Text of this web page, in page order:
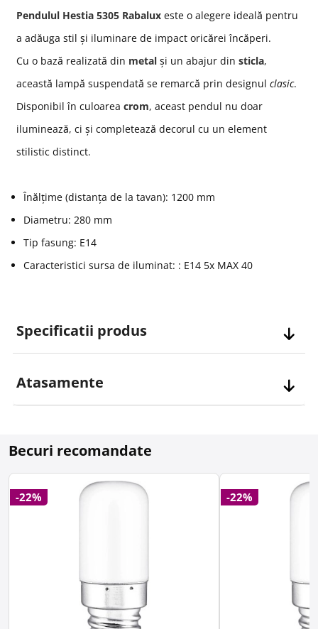
Pendulul Hestia 5305 Rabalux este o alegere ideală pentru
a adăuga stil și iluminare de impact oricărei încăperi.
Cu o bază realizată din metal și un abajur din sticla,
această lampă suspendată se remarcă prin designul clasic.
Disponibil în culoarea crom, aceast pendul nu doar
iluminează, ci și completează decorul cu un element
stilistic distinct.
Înălțime (distanța de la tavan): 1200 mm
Diametru: 280 mm
Tip fasung: E14
Caracteristici sursa de iluminat: : E14 5x MAX 40
Specificatii produs
Atasamente
Becuri recomandate
-22% -22%